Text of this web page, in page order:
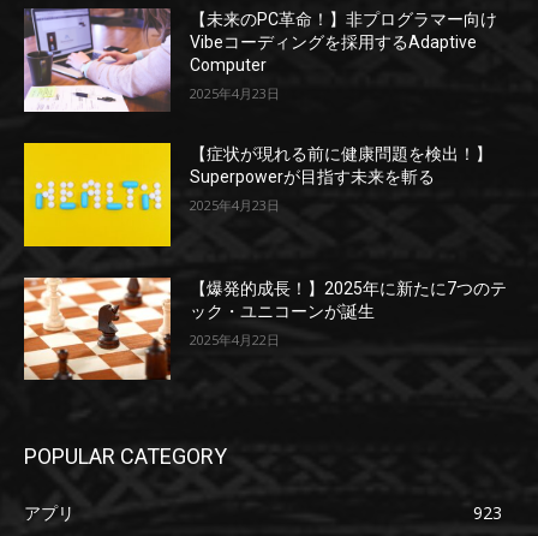
【未来のPC革命！】非プログラマー向け
Vibeコーディングを採用するAdaptive
Computer
2025年4月23日
【症状が現れる前に健康問題を検出！】
Superpowerが目指す未来を斬る
2025年4月23日
【爆発的成長！】2025年に新たに7つのテ
ック・ユニコーンが誕生
2025年4月22日
POPULAR CATEGORY
アプリ
923